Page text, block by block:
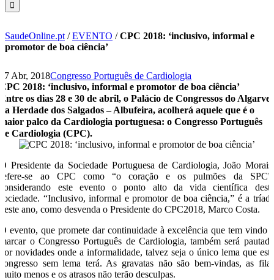
SaudeOnline.pt /EVENTO /CPC 2018: ‘inclusivo, informal e
promotor de boa ciência’
27 Abr, 2018Congresso Português de Cardiologia
CPC 2018: ‘inclusivo, informal e promotor de boa ciência’
Entre os dias 28 e 30 de abril, o Palácio de Congressos do Algarve,
na Herdade dos Salgados – Albufeira, acolherá aquele que é o
maior palco da Cardiologia portuguesa: o Congresso Português
de Cardiologia (CPC).
O Presidente da Sociedade Portuguesa de Cardiologia, João Morais,
refere-se ao CPC como “o coração e os pulmões da SPC”,
considerando este evento o ponto alto da vida científica desta
sociedade. “Inclusivo, informal e promotor de boa ciência,” é a tríade
deste ano, como desvenda o Presidente do CPC2018, Marco Costa.
O evento, que promete dar continuidade à excelência que tem vindo a
marcar o Congresso Português de Cardiologia, também será pautado
por novidades onde a informalidade, talvez seja o único lema que este
congresso sem lema terá. As gravatas não são bem-vindas, as filas
muito menos e os atrasos não terão desculpas.